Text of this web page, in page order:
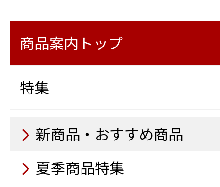
LED投光機6灯式
LED投光機4灯（2灯×2）
9月
衛星インターネットサー
ーリンク）」
トイレカー
Business（スターリンク
鉄筋出来形自動検測シス
システムModely）
9月
吸排水掃除機100
10月
ドライブレコーダー CS-
9月
ブーム旋回時走行警告シ
電動ランマー
9月
Safety Training System
路安全教育編）
高所作業車 スーパーデッ
大型橋梁点検車
10月
トラック感知柵
ロボットクリーナー マキ
11月
除菌蛍光ライト
アクアジャスター
10月
LEDビジョンカー
特殊発電機
11月
自走式木材破砕機
10月
商品案内トップ
特集
新商品・おすすめ商品
夏季商品特集